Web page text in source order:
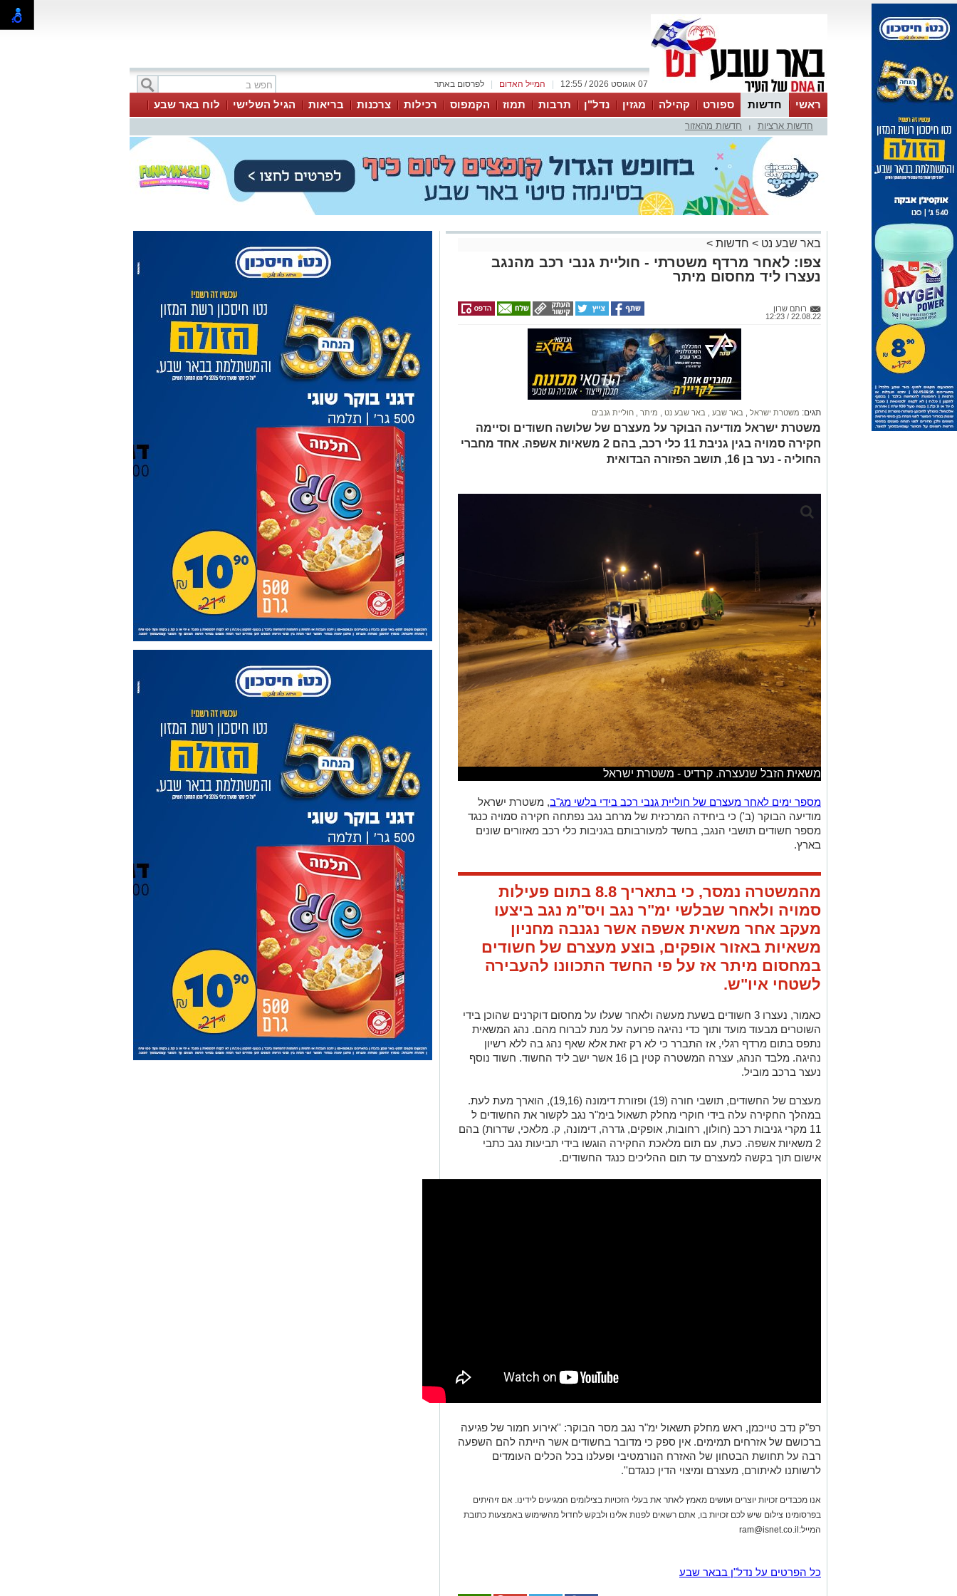
לפרסום באתר המייל האדום 07 אוגוסט 2026 / 12:55
ראשי חדשות ספורט קהילה מגזין נדל"ן תרבות תמוז הקמפוס רכילות צרכנות בריאות הגיל השלישי
לוח באר שבע
עסקים
טיפים והמלצותחדשות ארציות חדשות מהאזור
באר שבע נט > חדשות >
צפו: לאחר מרדף משטרתי - חוליית גנבי רכב מהנגב
נעצרו ליד מחסום מיתר
רותם שרון
22.08.22 / 12:23
תגים: משטרת ישראל באר שבע באר שבע נט מיתר חוליית גנבים
משטרת ישראל מודיעה הבוקר על מעצרם של שלושה חשודים וסיימה
חקירה סמויה בגין גניבת 11 כלי רכב, בהם 2 משאיות אשפה. אחד מחברי
החוליה - נער בן 16, תושב הפזורה הבדואית
משאית הזבל שנעצרה. קרדיט - משטרת ישראל
מספר ימים לאחר מעצרם של חוליית גנבי רכב בידי בלשי מג"ב, משטרת ישראל
מודיעה הבוקר (ב') כי ביחידה המרכזית של מרחב נגב נפתחה חקירה סמויה כנגד
מספר חשודים תושבי הנגב, בחשד למעורבותם בגניבות כלי רכב מאזורים שונים
בארץ.
מהמשטרה נמסר, כי בתאריך 8.8 בתום פעילות
סמויה ולאחר שבלשי ימ"ר נגב ויס"מ נגב ביצעו
מעקב אחר משאית אשפה אשר נגנבה מחניון
משאיות באזור אופקים, בוצע מעצרם של חשודים
במחסום מיתר אז על פי החשד התכוונו להעבירה
לשטחי איו"ש.
כאמור, נעצרו 3 חשודים בשעת מעשה ולאחר שעלו על מחסום דוקרנים שהוכן בידי
השוטרים מבעוד מועד ותוך כדי נהיגה פרועה על מנת לברוח מהם. נהג המשאית
נתפס בתום מרדף רגלי, אז התברר כי לא רק זאת אלא שאף נהג בה ללא רשיון
נהיגה. מלבד הנהג, עצרה המשטרה קטין בן 16 אשר ישב ליד החשוד. חשוד נוסף
נעצר ברכב מוביל.
מעצרם של החשודים, תושבי חורה (19) ופזורת דימונה (19,16), הוארך מעת לעת.
במהלך החקירה עלה בידי חוקרי מחלק תשאול בימ"ר נגב לקשור את החשודים ל
11 מקרי גניבות רכב (חולון, רחובות, אופקים, גדרה, דימונה, ק. מלאכי, שדרות) בהם
2 משאיות אשפה. כעת, עם תום מלאכת החקירה הוגשו בידי תביעות נגב כתבי
אישום תוך בקשה למעצרם עד תום ההליכים כנגד החשודים.
רפ"ק נדב טייכמן, ראש מחלק תשאול ימ"ר נגב מסר הבוקר: ''אירוע חמור של פגיעה
ברכושם של אזרחים תמימים. אין ספק כי מדובר בחשודים אשר הייתה להם השפעה
רבה על תחושת הבטחון של האזרח הנורמטיבי ופעלנו בכל הכלים העומדים
לרשותנו לאיתורם, מעצרם ומיצוי הדין כנגדם''.
אנו מכבדים זכויות יוצרים ועושים מאמץ לאתר את בעלי הזכויות בצילומים המגיעים לידינו. אם זיהיתים
בפרסומינו צילום שיש לכם זכויות בו, אתם רשאים לפנות אלינו ולבקש לחדול מהשימוש באמצעות כתובת
המייל:ram@isnet.co.il
כל הפרטים על נדל"ן בבאר שבע